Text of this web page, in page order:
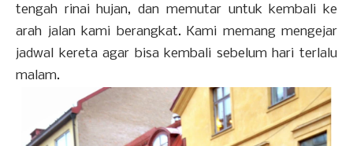
tengah rinai hujan, dan memutar untuk kembali ke
arah jalan kami berangkat. Kami memang mengejar
jadwal kereta agar bisa kembali sebelum hari terlalu
malam.